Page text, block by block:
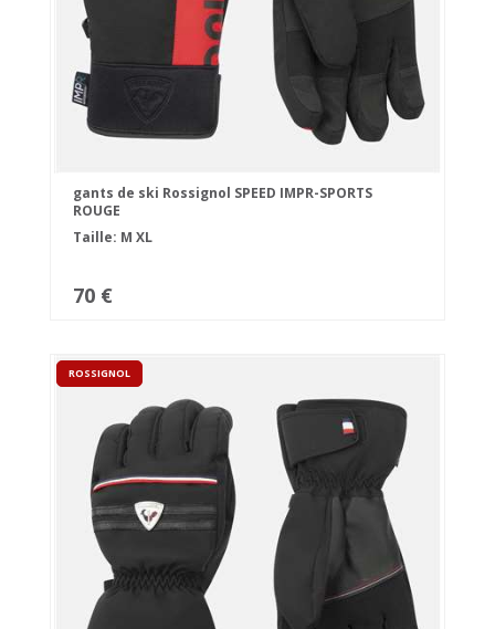
gants de ski Rossignol SPEED IMPR-SPORTS
ROUGE
Taille: M XL
70 €
ROSSIGNOL